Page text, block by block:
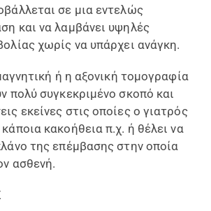
σε μια εντελώς
και να λαμβάνει υψηλές
χωρίς να υπάρχει ανάγκη.
ή η αξονική τομογραφία
πολύ συγκεκριμένο σκοπό και
εκείνες στις οποίες ο γιατρός
κακοήθεια π.χ. ή θέλει να
της επέμβασης στην οποία
ασθενή.